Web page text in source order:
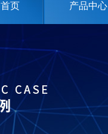
首页 产品中心